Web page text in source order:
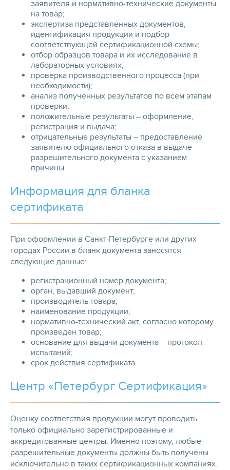
заявителя и нормативно-технические документы
на товар;
экспертиза представленных документов,
идентификация продукции и подбор
соответствующей сертификационной схемы;
отбор образцов товара и их исследование в
лабораторных условиях;
проверка производственного процесса (при
необходимости);
анализ полученных результатов по всем этапам
проверки;
положительные результаты – оформление,
регистрация и выдача;
отрицательные результаты – предоставление
заявителю официального отказа в выдаче
разрешительного документа с указанием
причины.
Информация для бланка
сертификата
При оформлении в Санкт-Петербурге или других
городах России в бланк документа заносятся
следующие данные:
регистрационный номер документа;
орган, выдавший документ;
производитель товара;
наименование продукции;
нормативно-технический акт, согласно которому
произведен товар;
основание для выдачи документа – протокол
испытаний;
срок действия сертификата.
Центр «Петербург Сертификация»
Оценку соответствия продукции могут проводить
только официально зарегистрированные и
аккредитованные центры. Именно поэтому, любые
разрешительные документы должны быть получены
исключительно в таких сертификационных компаниях.